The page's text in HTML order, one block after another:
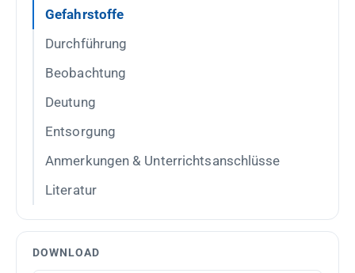
Gefahrstoffe
Durchführung
Beobachtung
Deutung
Entsorgung
Anmerkungen & Unterrichtsanschlüsse
Literatur
DOWNLOAD